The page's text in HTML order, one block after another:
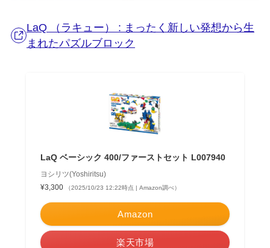
LaQ （ラキュー） : まったく新しい発想から生
まれたパズルブロック
LaQ ベーシック 400/ファーストセット L007940
ヨシリツ(Yoshiritsu)
¥3,300
（2025/10/23 12:22時点 | Amazon調べ）
Amazon
楽天市場